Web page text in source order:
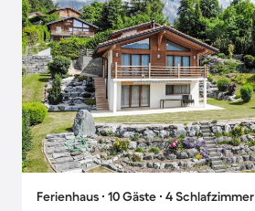
Ferienhaus ∙ 10 Gäste ∙ 4 Schlafzimmer